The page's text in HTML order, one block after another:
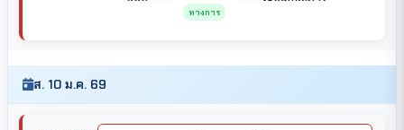
ทางการ
ส. 10 ม.ค. 69